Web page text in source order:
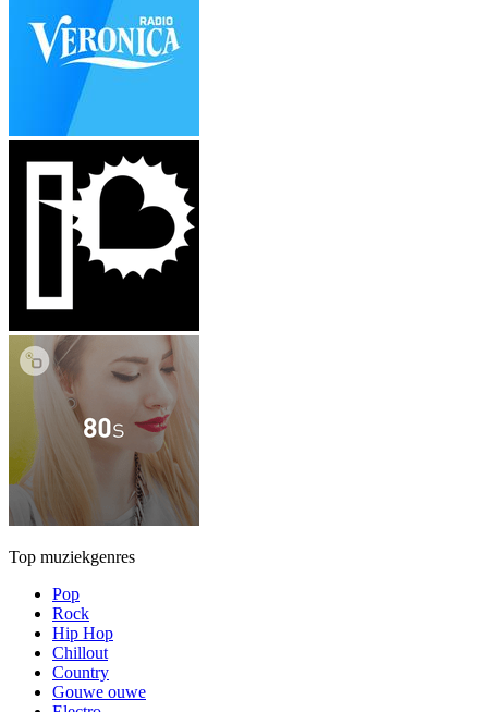
Top muziekgenres
Pop
Rock
Hip Hop
Chillout
Country
Gouwe ouwe